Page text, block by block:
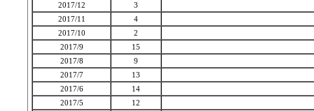
2017/12
3
2017/11
4
2017/10
2
2017/9
15
2017/8
9
2017/7
13
2017/6
14
2017/5
12